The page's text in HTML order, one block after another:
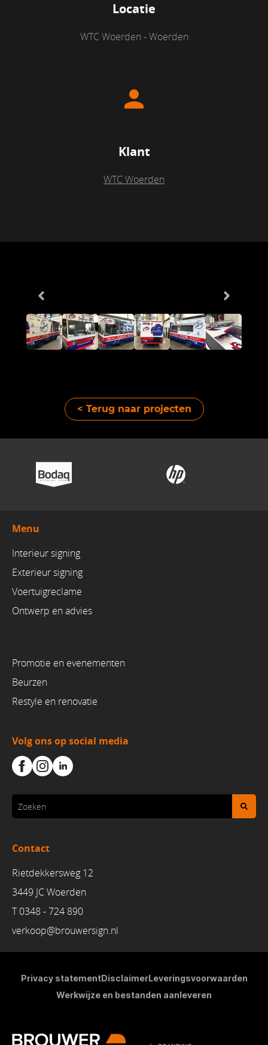
Locatie
WTC Woerden - Woerden
Klant
WTC Woerden
< Terug naar projecten
Menu
Interieur signing
Exterieur signing
Voertuigreclame
Ontwerp en advies
Promotie en evenementen
Beurzen
Restyle en renovatie
Volg ons op social media
Contact
Rietdekkersweg 12
3449 JC Woerden
T 0348 - 724 890
verkoop@brouwersign.nl
Privacy statementDisclaimerLeveringsvoorwaarden
Werkwijze en bestanden aanleveren